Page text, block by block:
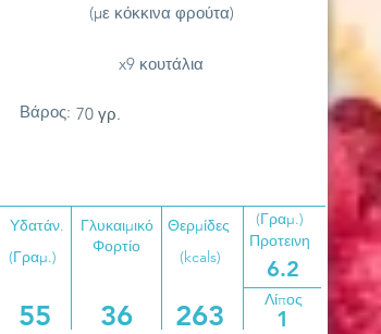
(με κόκκινα φρούτα)
x9 κουτάλια
Βάρος: 70 γρ.
Υδατάν.
Γλυκαιμικό
Φορτίο
(Γραμ.)
Θερμίδες
(kcals)
Προτεινη
6.2
(Γραμ.)
55 36 263 Λίπος
1